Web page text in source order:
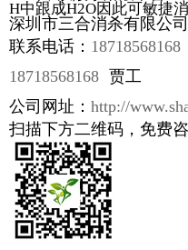
H中跟成H2O因此可敏捷消
深圳市三合消杀有限公司
联系电话： 18718568168
18718568168 贾工
公司网址： http://
扫描下方二维码，免费咨